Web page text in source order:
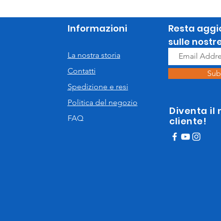
Informazioni
La nostra storia
Contatti
Spedizione e resi
Politica del negozio
FAQ
Resta
sulle
Diventa il
cliente!